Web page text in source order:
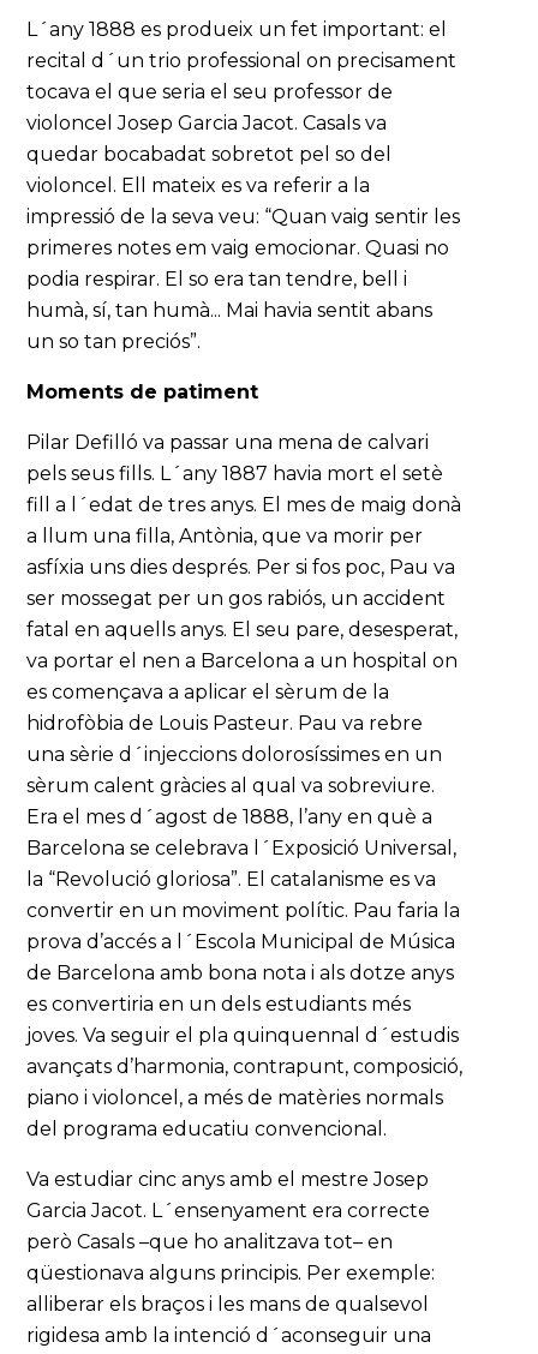
L´any 1888 es produeix un fet important: el
recital d´un trio professional on precisament
tocava el que seria el seu professor de
violoncel Josep Garcia Jacot. Casals va
quedar bocabadat sobretot pel so del
violoncel. Ell mateix es va referir a la
impressió de la seva veu: “Quan vaig sentir les
primeres notes em vaig emocionar. Quasi no
podia respirar. El so era tan tendre, bell i
humà, sí, tan humà... Mai havia sentit abans
un so tan preciós”.
Moments de patiment
Pilar Defilló va passar una mena de calvari
pels seus fills. L´any 1887 havia mort el setè
fill a l´edat de tres anys. El mes de maig donà
a llum una filla, Antònia, que va morir per
asfíxia uns dies després. Per si fos poc, Pau va
ser mossegat per un gos rabiós, un accident
fatal en aquells anys. El seu pare, desesperat,
va portar el nen a Barcelona a un hospital on
es començava a aplicar el sèrum de la
hidrofòbia de Louis Pasteur. Pau va rebre
una sèrie d´injeccions dolorosíssimes en un
sèrum calent gràcies al qual va sobreviure.
Era el mes d´agost de 1888, l’any en què a
Barcelona se celebrava l´Exposició Universal,
la “Revolució gloriosa”. El catalanisme es va
convertir en un moviment polític. Pau faria la
prova d’accés a l´Escola Municipal de Música
de Barcelona amb bona nota i als dotze anys
es convertiria en un dels estudiants més
joves. Va seguir el pla quinquennal d´estudis
avançats d’harmonia, contrapunt, composició,
piano i violoncel, a més de matèries normals
del programa educatiu convencional.
Va estudiar cinc anys amb el mestre Josep
Garcia Jacot. L´ensenyament era correcte
però Casals –que ho analitzava tot– en
qüestionava alguns principis. Per exemple:
alliberar els braços i les mans de qualsevol
rigidesa amb la intenció d´aconseguir una